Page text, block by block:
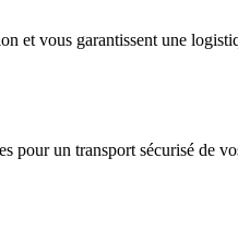
et vous garantissent une
pour un transport sécurisé de